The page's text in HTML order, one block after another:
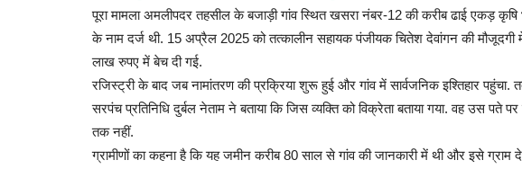
पूरा मामला अमलीपदर तहसील के बजाड़ी गांव स्थित खसरा नंबर-12 की करीब ढाई एकड़ कृषि
के नाम दर्ज थी. 15 अप्रैल 2025 को तत्कालीन सहायक पंजीयक चितेश देवांगन की मौजूदगी
लाख रुपए में बेच दी गई.
रजिस्ट्री के बाद जब नामांतरण की प्रक्रिया शुरू हुई और गांव में सार्वजनिक इश्तिहार पहुंचा.
सरपंच प्रतिनिधि दुर्बल नेताम ने बताया कि जिस व्यक्ति को विक्रेता बताया गया. वह उस पते
तक नहीं.
ग्रामीणों का कहना है कि यह जमीन करीब 80 साल से गांव की जानकारी में थी और इसे ग्राम